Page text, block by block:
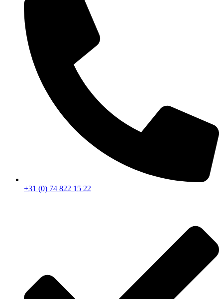
+31 (0) 74 822 15 22